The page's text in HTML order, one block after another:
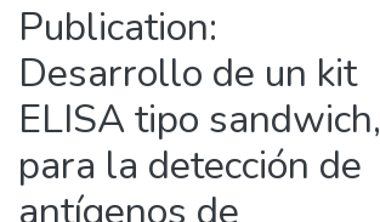
People
Statistics
Publication:
Desarrollo de un kit
ELISA tipo sandwich,
para la detección de